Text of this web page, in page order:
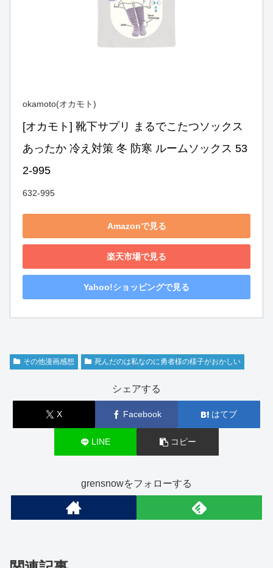
okamoto(オカモト)
[オカモト] 靴下サプリ まるでこたつソックス
あったか 冷え対策 冬 防寒 ルームソックス 53
2-995
632-995
Amazonで見る
楽天市場で見る
Yahoo!ショッピングで見る
その他漫画感想 死んだのは私なのに勇者様の様子がおかしい
シェアする
X Facebook はてブ
LINE コピー
grensnowをフォローする